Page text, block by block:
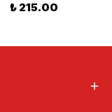
₺ 215.00